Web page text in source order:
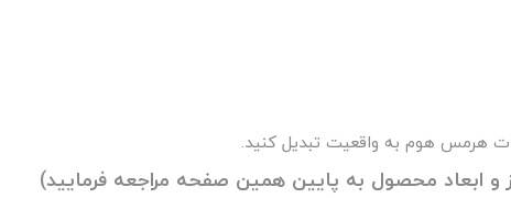
هرمس هوم به واقعیت تبدیل کنید.
و ابعاد محصول به پایین همین صفحه مراجعه فرمایید)